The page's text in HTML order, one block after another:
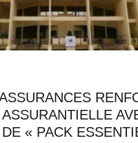
ASSURANTIELLE
« PACK